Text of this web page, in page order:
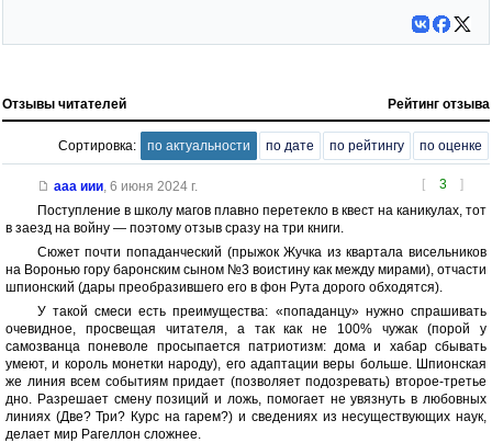
Отзывы читателей Рейтинг отзыва
Сортировка: по актуальности по дате по рейтингу по оценке
[ 3 ]
ааа иии, 6 июня 2024 г.
Поступление в школу магов плавно перетекло в квест на каникулах, тот
в заезд на войну — поэтому отзыв сразу на три книги.
Сюжет почти попаданческий (прыжок Жучка из квартала висельников
на Воронью гору баронским сыном №3 воистину как между мирами), отчасти
шпионский (дары преобразившего его в фон Рута дорого обходятся).
У такой смеси есть преимущества: «попаданцу» нужно спрашивать
очевидное, просвещая читателя, а так как не 100% чужак (порой у
самозванца поневоле просыпается патриотизм: дома и хабар сбывать
умеют, и король монетки народу), его адаптации веры больше. Шпионская
же линия всем событиям придает (позволяет подозревать) второе-третье
дно. Разрешает смену позиций и ложь, помогает не увязнуть в любовных
линиях (Две? Три? Курс на гарем?) и сведениях из несуществующих наук,
делает мир Рагеллон сложнее.